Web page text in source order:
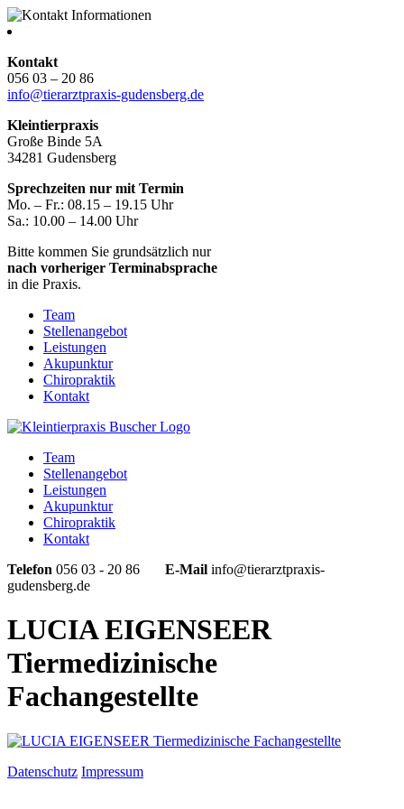
Kontakt
056 03 – 20 86
info@tierarztpraxis-gudensberg.de
Kleintierpraxis
Große Binde 5A
34281 Gudensberg
Sprechzeiten nur mit Termin
Mo. – Fr.: 08.15 – 19.15 Uhr
Sa.: 10.00 – 14.00 Uhr
Bitte kommen Sie grundsätzlich nur
nach vorheriger Terminabsprache
in die Praxis.
Team
Stellenangebot
Leistungen
Akupunktur
Chiropraktik
Kontakt
Team
Stellenangebot
Leistungen
Akupunktur
Chiropraktik
Kontakt
Telefon 056 03 - 20 86 E-Mail info@tierarztpraxis-
gudensberg.de
LUCIA EIGENSEER
Tiermedizinische
Fachangestellte
Datenschutz Impressum